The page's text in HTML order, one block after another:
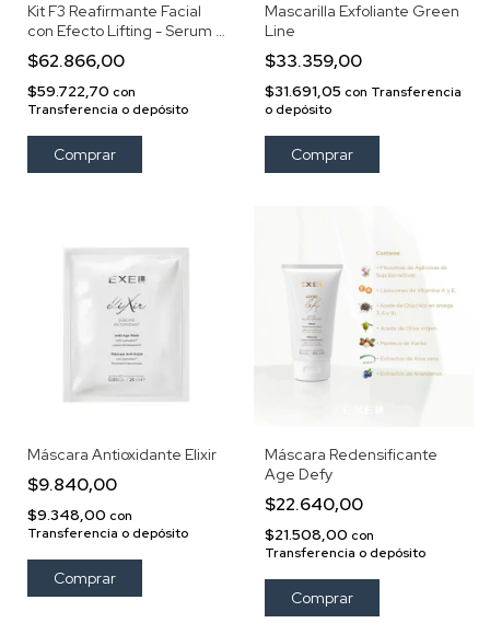
Kit F3 Reafirmante Facial
con Efecto Lifting - Serum +
Crema Facial Exel
$62.866,00
$59.722,70 con
Transferencia o depósito
Mascarilla Exfoliante Green
Line
$33.359,00
$31.691,05 con Transferencia
o depósito
Máscara Antioxidante Elixir
$9.840,00
$9.348,00 con
Transferencia o depósito
Máscara Redensificante
Age Defy
$22.640,00
$21.508,00 con
Transferencia o depósito